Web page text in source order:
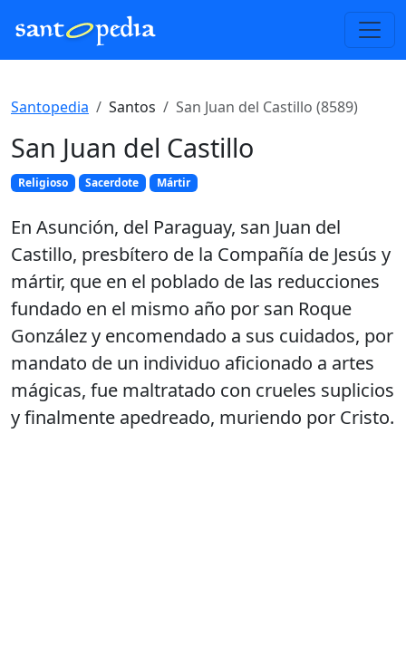
Santopedia Santos San Juan del Castillo (8589)
San Juan del Castillo
Religioso Sacerdote Mártir
En Asunción, del Paraguay, san Juan del
Castillo, presbítero de la Compañía de Jesús y
mártir, que en el poblado de las reducciones
fundado en el mismo año por san Roque
González y encomendado a sus cuidados, por
mandato de un individuo aficionado a artes
mágicas, fue maltratado con crueles suplicios
y finalmente apedreado, muriendo por Cristo.